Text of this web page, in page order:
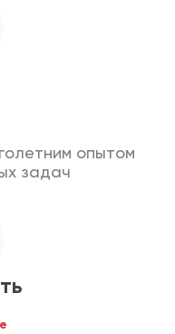
опытом
задач